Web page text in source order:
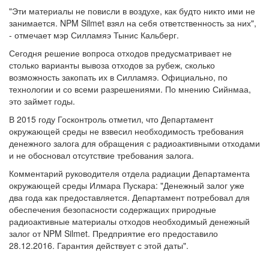
"Эти материалы не повисли в воздухе, как будто никто ими не
занимается. NPM Silmet взял на себя ответственность за них",
- отмечает мэр Силламяэ Тынис Кальберг.
Сегодня решение вопроса отходов предусматривает не
столько варианты вывоза отходов за рубеж, сколько
возможность закопать их в Силламяэ. Официально, по
технологии и со всеми разрешениями. По мнению Сийнмаа,
это займет годы.
В 2015 году Госконтроль отметил, что Департамент
окружающей среды не взвесил необходимость требования
денежного залога для обращения с радиоактивными отходами
и не обосновал отсутствие требования залога.
Комментарий руководителя отдела радиации Департамента
окружающей среды Илмара Пускара: "Денежный залог уже
два года как предоставляется. Департамент потребовал для
обеспечения безопасности содержащих природные
радиоактивные материалы отходов необходимый денежный
залог от NPM Silmet. Предприятие его предоставило
28.12.2016. Гарантия действует с этой даты".